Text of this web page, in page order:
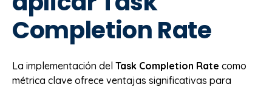
Completion Rate
La implementación del Task Completion Rate como
métrica clave ofrece ventajas significativas para